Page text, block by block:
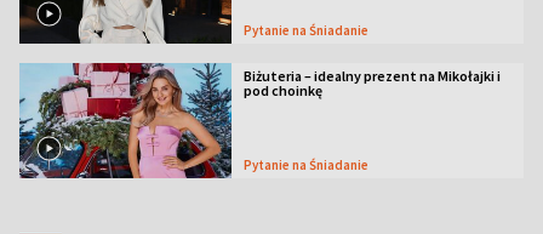
Pytanie na Śniadanie
Biżuteria – idealny prezent na Mikołajki i
pod choinkę
Pytanie na Śniadanie